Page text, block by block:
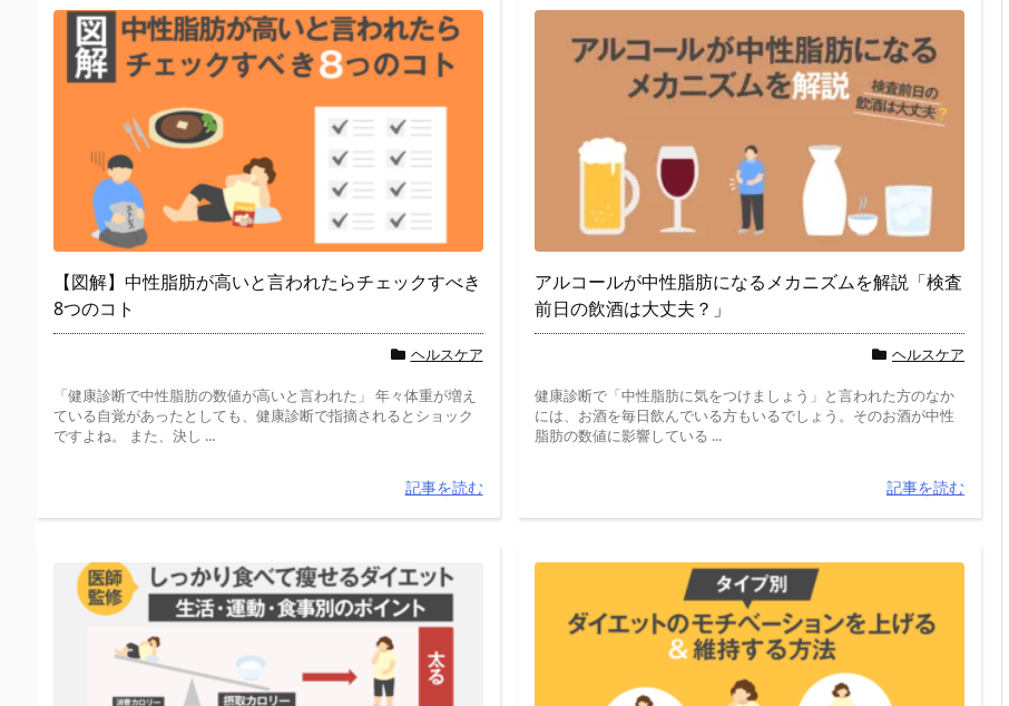
【図解】中性脂肪が高いと言われたらチェックすべき
8つのコト
ヘルスケア
「健康診断で中性脂肪の数値が高いと言われた」 年々体重が増え
ている自覚があったとしても、健康診断で指摘されるとショック
ですよね。 また、決し ...
記事を読む
アルコールが中性脂肪になるメカニズムを解説「検査
前日の飲酒は大丈夫？」
ヘルスケア
健康診断で「中性脂肪に気をつけましょう」と言われた方のなか
には、お酒を毎日飲んでいる方もいるでしょう。そのお酒が中性
脂肪の数値に影響している ...
記事を読む